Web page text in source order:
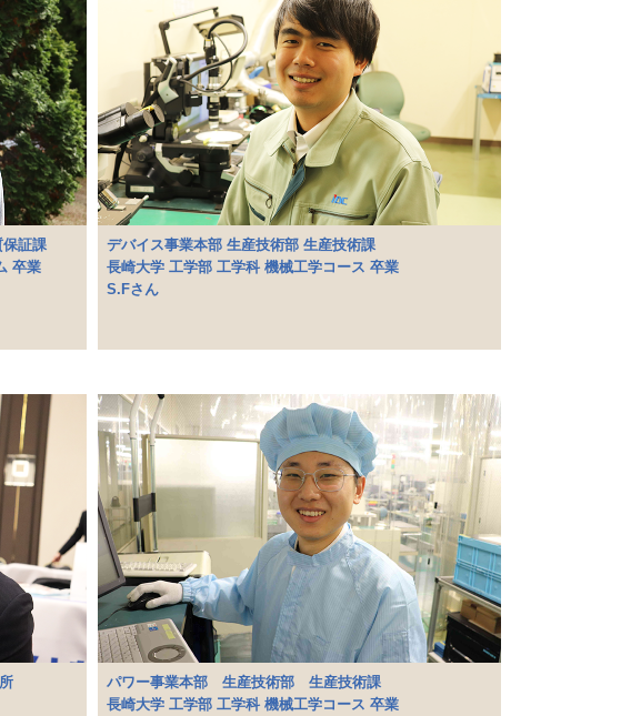
証課
卒業
デバイス事業本部 生産技術部 生産技術課
長崎大学 工学部 工学科 機械工学コース 卒業
S.Fさん
パワー事業本部 生産技術部 生産技術課
長崎大学 工学部 工学科 機械工学コース 卒業